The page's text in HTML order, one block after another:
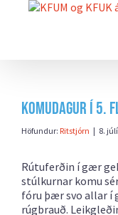
Komudagur í 5.
Höfundur: Ritstjórn | 8.
Rútuferðin í gær
stúlkurnar komu
fóru þær svo allar í
rúgbrauð.